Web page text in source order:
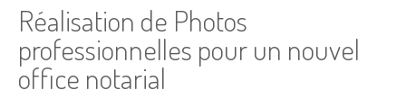
Réalisation de Photos
professionnelles pour un nouvel
office notarial